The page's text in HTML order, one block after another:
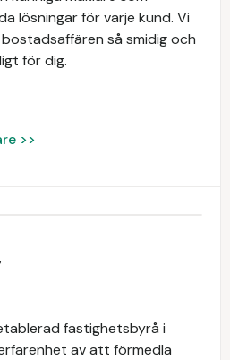
lösningar för varje kund. Vi
så smidig och
för dig.
>>
fastighetsbyrå i
av att förmedla